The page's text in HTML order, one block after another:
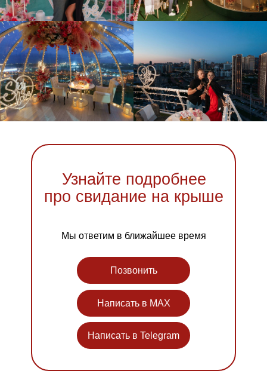
Узнайте подробнее
про свидание на крыше
Мы ответим в ближайшее время
Позвонить
Написать в MAX
Написать в Telegram